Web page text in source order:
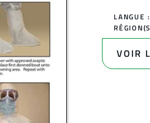
LANGUE
VOIR